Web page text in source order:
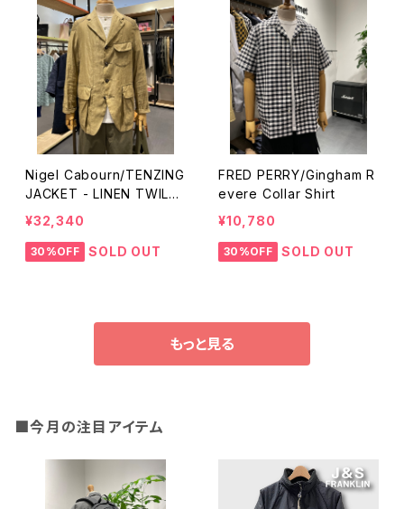
Nigel Cabourn/TENZING
JACKET - LINEN TWILL
（テンジン ジャケット - リネ
ン ツイル）
¥32,340
30%OFF SOLD OUT
FRED PERRY/Gingham R
evere Collar Shirt
¥10,780
30%OFF SOLD OUT
もっと見る
■今月の注目アイテム